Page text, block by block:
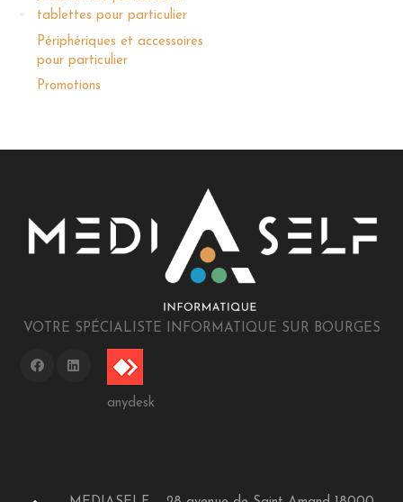
tablettes pour particulier
Périphériques et accessoires
pour particulier
Promotions
VOTRE SPÉCIALISTE INFORMATIQUE SUR BOURGES
anydesk